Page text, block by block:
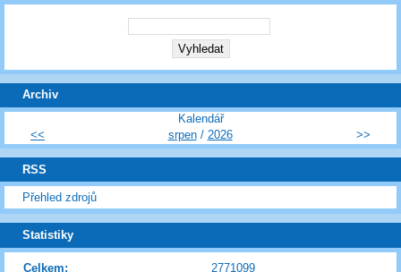
Archiv
Kalendář
<<
srpen/ 2026 >>
RSS
Přehled zdrojů
Statistiky
Celkem: 2771099